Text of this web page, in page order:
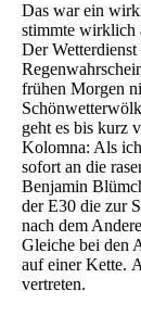
Das war ein
stimmte wirklich
Der
frühen Morgen
geht es bis kurz
Kolomna: Als
sofort an die
Benjamin
der E30 die zur
nach dem
Gleiche bei den
auf einer Kette.
vertreten.